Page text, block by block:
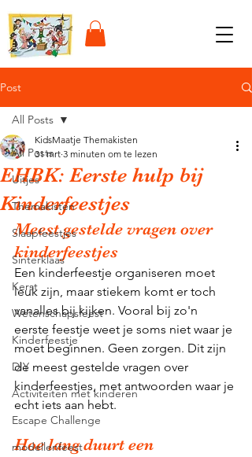
Post
All Posts
Uitjes
Themakisten
Slaapfeestjes
Sinterklaas
Kerst
Wetenschapsfeest
Kinderfeestje
DIY
Activiteiten met kinderen
Escape Challenge
modellenfeest
All Posts
EHBK: Eerste hulp bij
Kinderfeestjes
KidsMaatje Themakisten
31 mrt 3 minuten om te lezen
Meest gestelde vragen over
kinderfeestjes
Een kinderfeestje organiseren moet
leuk zijn, maar stiekem komt er toch
vanalles bij kijken. Vooral bij zo'n
eerste feestje weet je soms niet waar je
moet beginnen. Geen zorgen. Dit zijn
de meest gestelde vragen over
kinderfeestjes, met antwoorden waar je
echt iets aan hebt.
Hoe lang duurt een